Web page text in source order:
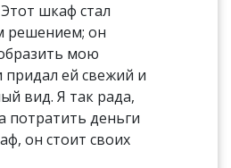
шкаф стал
решением; он
мою
придал ей свежий и
вид. Я так рада,
потратить деньги
он стоит своих